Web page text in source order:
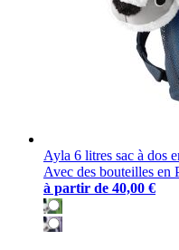
Ayla 6 litres sac à dos
Avec des bouteilles en
à partir de 40,00 €